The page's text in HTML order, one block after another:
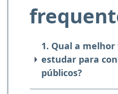
1. Qual a
estudar para
públicos?